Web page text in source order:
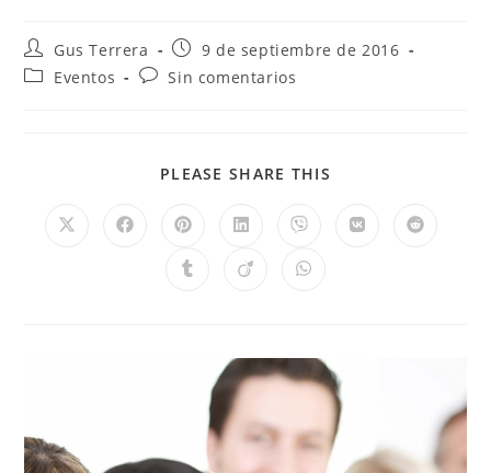
Gus Terrera
9 de septiembre de 2016
Eventos
Sin comentarios
PLEASE SHARE THIS